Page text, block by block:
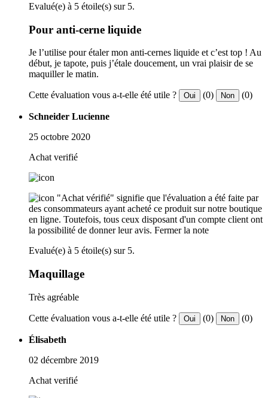
Evalué(e) à 5 étoile(s) sur 5.
Pour anti-cerne liquide
Je l’utilise pour étaler mon anti-cernes liquide et c’est top ! Au
début, je tapote, puis j’étale doucement, un vrai plaisir de se
maquiller le matin.
Cette évaluation vous a-t-elle été utile ? Oui (0) Non (0)
Schneider Lucienne
25 octobre 2020
Achat verifié
"Achat vérifié" signifie que l'évaluation a été faite par
des consommateurs ayant acheté ce produit sur notre boutique
en ligne. Toutefois, tous ceux disposant d'un compte client ont
la possibilité de donner leur avis. Fermer la note
Evalué(e) à 5 étoile(s) sur 5.
Maquillage
Très agréable
Cette évaluation vous a-t-elle été utile ? Oui (0) Non (0)
Élisabeth
02 décembre 2019
Achat verifié